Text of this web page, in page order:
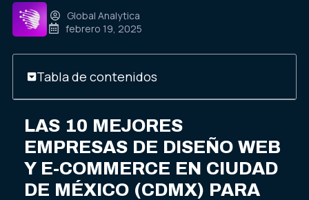
Global Analytica
febrero 19, 2025
Tabla de contenidos
LAS 10 MEJORES
EMPRESAS DE DISEÑO WEB
Y E-COMMERCE EN CIUDAD
DE MÉXICO (CDMX) PARA